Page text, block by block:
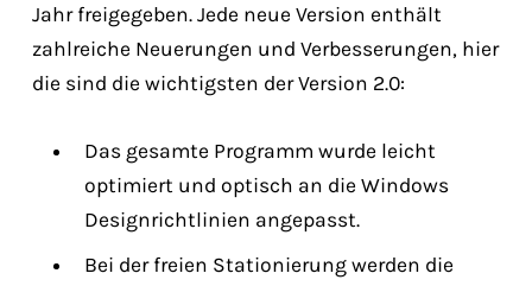
Jahr freigegeben. Jede neue Version enthält
zahlreiche Neuerungen und Verbesserungen, hier
die sind die wichtigsten der Version 2.0:
Das gesamte Programm wurde leicht
optimiert und optisch an die Windows
Designrichtlinien angepasst.
Bei der freien Stationierung werden die